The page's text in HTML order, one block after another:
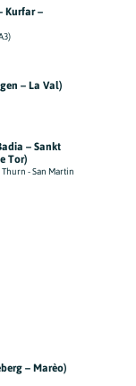
Kurfar –
– La Val)
– Sankt
Tor)
- San Martin
– Marèo)